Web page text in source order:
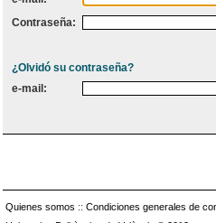
Contraseña:
¿Olvidó su contraseña?
e-mail:
Quienes somos :: Condiciones generales de